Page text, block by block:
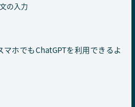
の入力
ホでもChatGPTを利用できるよ